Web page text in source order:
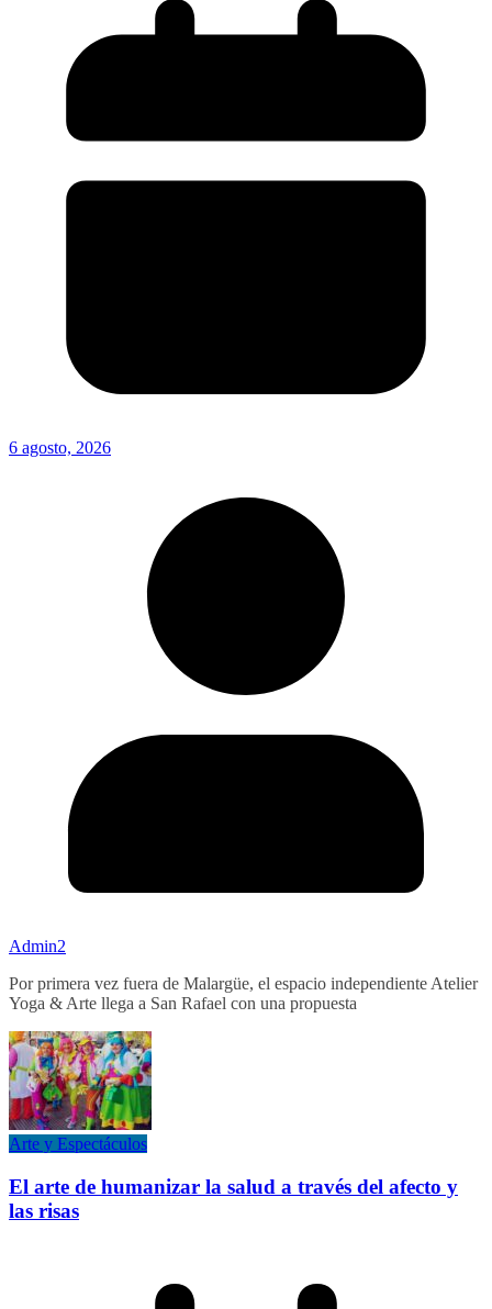
6 agosto, 2026
Admin2
Por primera vez fuera de Malargüe, el espacio independiente Atelier
Yoga & Arte llega a San Rafael con una propuesta
Arte y Espectáculos
El arte de humanizar la salud a través del afecto y
las risas